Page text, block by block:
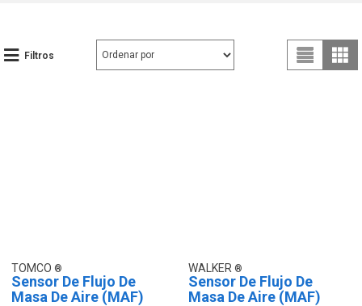
Filtros
TOMCO
Sensor De Flujo De
Masa De Aire (MAF)
WALKER
Sensor De Flujo De
Masa De Aire (MAF)